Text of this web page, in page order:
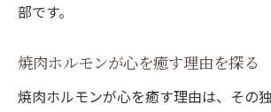
部です。
焼肉ホルモンが心を癒す理由を探る
焼肉ホルモンが心を癒す理由は、その